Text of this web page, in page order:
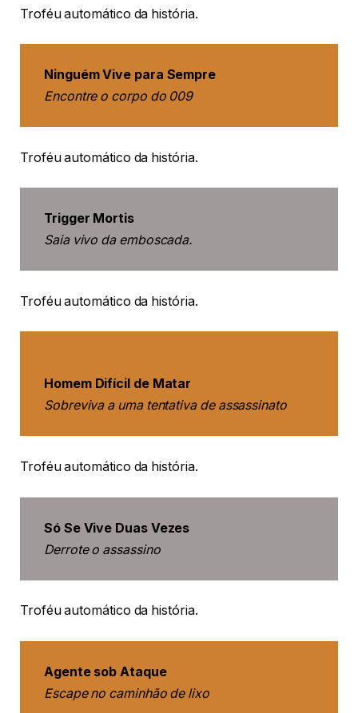
Troféu automático da história.
Ninguém Vive para Sempre
Encontre o corpo do 009
Troféu automático da história.
Trigger Mortis
Saia vivo da emboscada.
Troféu automático da história.
Homem Difícil de Matar
Sobreviva a uma tentativa de assassinato
Troféu automático da história.
Só Se Vive Duas Vezes
Derrote o assassino
Troféu automático da história.
Agente sob Ataque
Escape no caminhão de lixo